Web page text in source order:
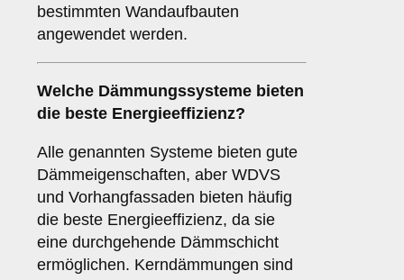
bestimmten Wandaufbauten
angewendet werden.
Welche Dämmungssysteme bieten
die beste Energieeffizienz?
Alle genannten Systeme bieten gute
Dämmeigenschaften, aber WDVS
und Vorhangfassaden bieten häufig
die beste Energieeffizienz, da sie
eine durchgehende Dämmschicht
ermöglichen. Kerndämmungen sind